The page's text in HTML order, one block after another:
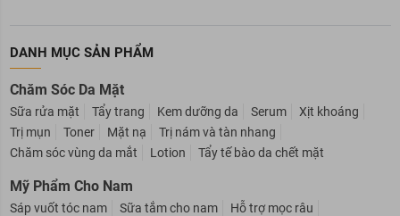
DANH MỤC SẢN PHẨM
Chăm Sóc Da Mặt
Sữa rửa mặt Tẩy trang Kem dưỡng da Serum
Xịt khoáng
Trị mụn
Toner Mặt nạ
Trị nám và tàn nhang
Chăm sóc vùng da mắt
Lotion Tẩy tế bào da chết mặt
Mỹ Phẩm Cho Nam
Sáp vuốt tóc nam Sữa tắm cho nam
Hỗ trợ mọc râu